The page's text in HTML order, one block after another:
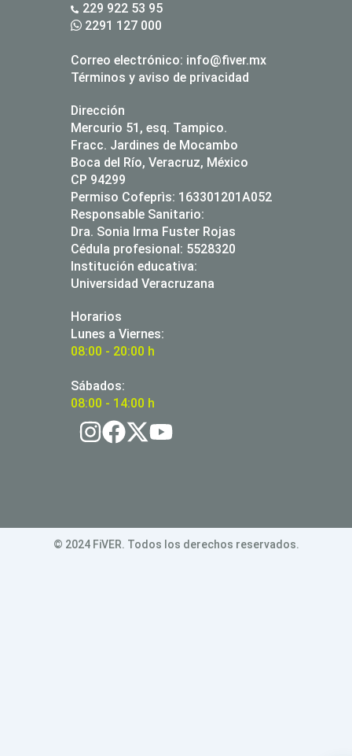
229 922 53 95
2291 127 000
Correo electrónico: info@fiver.mx
Términos y aviso de privacidad
Dirección
Mercurio 51, esq. Tampico.
Fracc. Jardines de Mocambo
Boca del Río, Veracruz, México
CP 94299
Permiso Cofeprìs: 163301201A052
Responsable Sanitario:
Dra. Sonia Irma Fuster Rojas
Cédula profesional: 5528320
Institución educativa:
Universidad Veracruzana
Horarios
Lunes a Viernes:
08:00 - 20:00 h
Sábados:
08:00 - 14:00 h
© 2024 FiVER. Todos los derechos reservados.